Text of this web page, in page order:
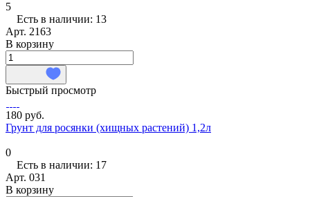
5
Есть в наличии: 13
Арт. 2163
В корзину
Быстрый просмотр
180 руб.
Грунт для росянки (хищных растений) 1,2л
0
Есть в наличии: 17
Арт. 031
В корзину